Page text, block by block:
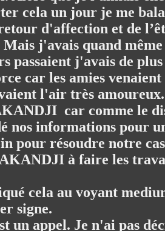
cela un jour je me
d'affection et de
j'avais quand
passaient j'avais de
car les amies
l'air très
car comme le
informations pour
pour résoudre notre
à faire les
cela au voyant
signe.
un appel. Je n'ai pas